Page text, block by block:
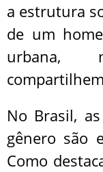
a estrutura
de um
urbana,
No Brasil,
gênero são
Como